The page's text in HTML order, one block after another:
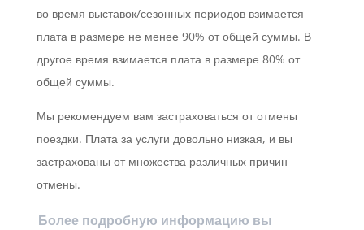
во время выставок/сезонных периодов взимается
плата в размере не менее 90% от общей суммы. В
другое время взимается плата в размере 80% от
общей суммы.
Мы рекомендуем вам застраховаться от отмены
поездки. Плата за услуги довольно низкая, и вы
застрахованы от множества различных причин
отмены.
Более подробную информацию вы